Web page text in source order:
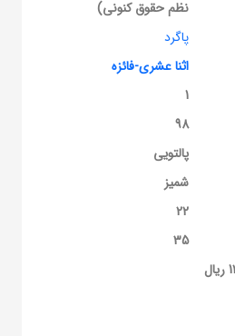
نظم حقوق کنونی)
پاگرد
اثنا عشری-فائزه
1
98
پالتویی
شمیز
22
35